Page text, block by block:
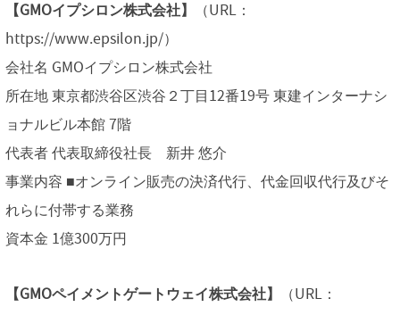
【GMOイプシロン株式会社】
（URL：
https://www.epsilon.jp/）
会社名 GMOイプシロン株式会社
所在地 東京都渋谷区渋谷２丁目12番19号 東建インターナシ
ョナルビル本館 7階
代表者 代表取締役社長 新井 悠介
事業内容 ■オンライン販売の決済代行、代金回収代行及びそ
れらに付帯する業務
資本金 1億300万円
【GMOペイメントゲートウェイ株式会社】
（URL：